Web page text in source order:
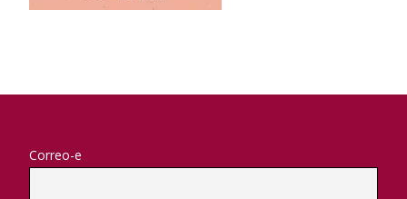
Correo-e